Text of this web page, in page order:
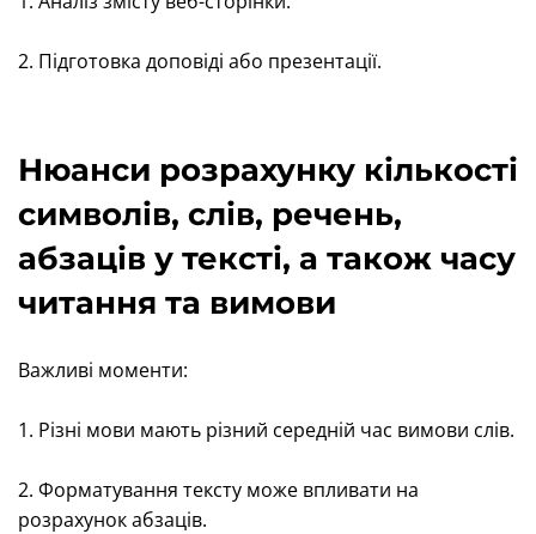
2. Підготовка доповіді або презентації.
Нюанси розрахунку кількості
символів, слів, речень,
абзаців у тексті, а також часу
читання та вимови
Важливі моменти:
1. Різні мови мають різний середній час вимови слів.
2. Форматування тексту може впливати на
розрахунок абзаців.